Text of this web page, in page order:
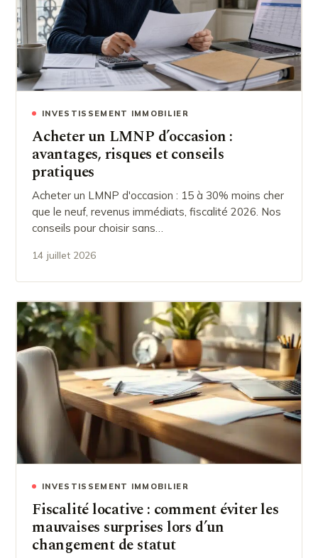
INVESTISSEMENT IMMOBILIER
Acheter un LMNP d’occasion :
avantages, risques et conseils
pratiques
Acheter un LMNP d'occasion : 15 à 30% moins cher
que le neuf, revenus immédiats, fiscalité 2026. Nos
conseils pour choisir sans…
14 juillet 2026
INVESTISSEMENT IMMOBILIER
Fiscalité locative : comment éviter les
mauvaises surprises lors d’un
changement de statut